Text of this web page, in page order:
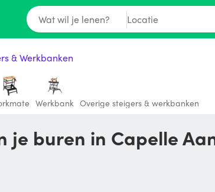
Wat wil je lenen? Locatie
& Werkbanken
Werkbank Overige steigers & werkbanken
je buren in Capelle